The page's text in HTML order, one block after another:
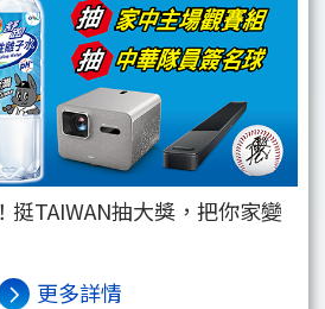
挺TAIWAN抽大獎，把你家變
更多詳情